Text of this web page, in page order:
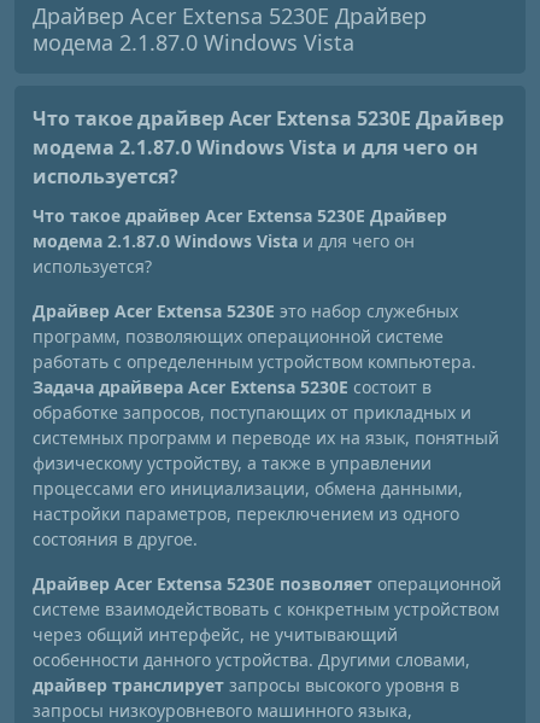
Драйвер Acer Extensa 5230E Драйвер
модема 2.1.87.0 Windows Vista
Что такое драйвер Acer Extensa 5230E Драйвер
модема 2.1.87.0 Windows Vista и для чего он
используется?
Что такое драйвер Acer Extensa 5230E Драйвер
модема 2.1.87.0 Windows Vista и для чего он
используется?
Драйвер Acer Extensa 5230E это набор служебных
программ, позволяющих операционной системе
работать с определенным устройством компьютера.
Задача драйвера Acer Extensa 5230E состоит в
обработке запросов, поступающих от прикладных и
системных программ и переводе их на язык, понятный
физическому устройству, а также в управлении
процессами его инициализации, обмена данными,
настройки параметров, переключением из одного
состояния в другое.
Драйвер Acer Extensa 5230E позволяет операционной
системе взаимодействовать с конкретным устройством
через общий интерфейс, не учитывающий
особенности данного устройства. Другими словами,
драйвер транслирует запросы высокого уровня в
запросы низкоуровневого машинного языка,